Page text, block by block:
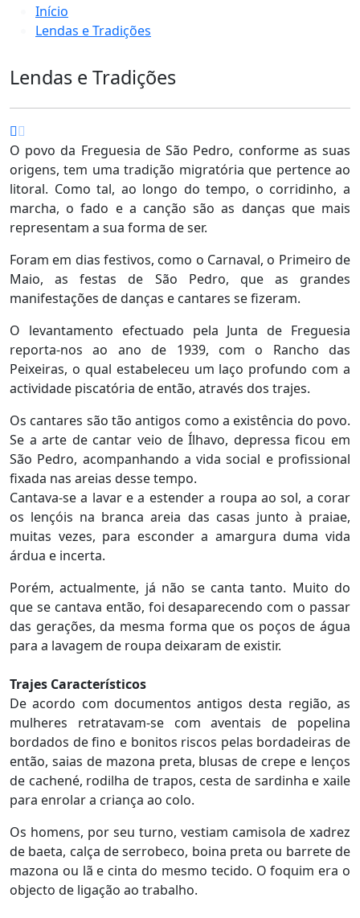
Início
Lendas e Tradições
Lendas e Tradições
O povo da Freguesia de São Pedro, conforme as suas
origens, tem uma tradição migratória que pertence ao
litoral. Como tal, ao longo do tempo, o corridinho, a
marcha, o fado e a canção são as danças que mais
representam a sua forma de ser.
Foram em dias festivos, como o Carnaval, o Primeiro de
Maio, as festas de São Pedro, que as grandes
manifestações de danças e cantares se fizeram.
O levantamento efectuado pela Junta de Freguesia
reporta-nos ao ano de 1939, com o Rancho das
Peixeiras, o qual estabeleceu um laço profundo com a
actividade piscatória de então, através dos trajes.
Os cantares são tão antigos como a existência do povo.
Se a arte de cantar veio de Ílhavo, depressa ficou em
São Pedro, acompanhando a vida social e profissional
fixada nas areias desse tempo.
Cantava-se a lavar e a estender a roupa ao sol, a corar
os lençóis na branca areia das casas junto à praiae,
muitas vezes, para esconder a amargura duma vida
árdua e incerta.
Porém, actualmente, já não se canta tanto. Muito do
que se cantava então, foi desaparecendo com o passar
das gerações, da mesma forma que os poços de água
para a lavagem de roupa deixaram de existir.
Trajes Característicos
De acordo com documentos antigos desta região, as
mulheres retratavam-se com aventais de popelina
bordados de fino e bonitos riscos pelas bordadeiras de
então, saias de mazona preta, blusas de crepe e lenços
de cachené, rodilha de trapos, cesta de sardinha e xaile
para enrolar a criança ao colo.
Os homens, por seu turno, vestiam camisola de xadrez
de baeta, calça de serrobeco, boina preta ou barrete de
mazona ou lã e cinta do mesmo tecido. O foquim era o
objecto de ligação ao trabalho.